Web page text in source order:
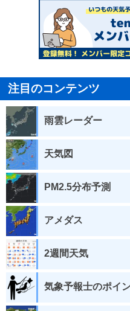
注目のコンテンツ
雨雲レーダー
天気図
PM2.5分布予測
アメダス
2週間天気
気象予報士のポイ